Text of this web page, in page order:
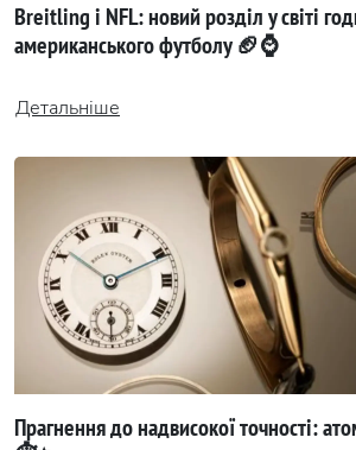
Breitling і NFL: новий розділ у світі
американського футболу 🏈⌚
Детальніше
Прагнення до надвисокої точності: